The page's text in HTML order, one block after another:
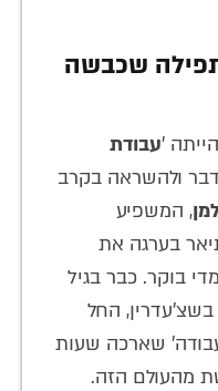
שכבשה
'עבודת
ולהשראה בקרב
, המשפיע
בערגה את
בוקר. כבר בגיל
החל
שארכה שעות
מהעולם הזה.